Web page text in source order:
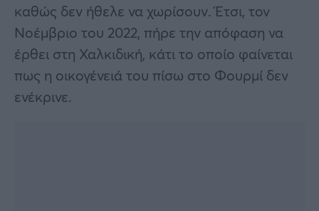
καθώς δεν ήθελε να χωρίσουν. Έτσι, τον
Νοέμβριο του 2022, πήρε την απόφαση να
έρθει στη Χαλκιδική, κάτι το οποίο φαίνεται
πως η οικογένειά του πίσω στο Φουρμί δεν
ενέκρινε.